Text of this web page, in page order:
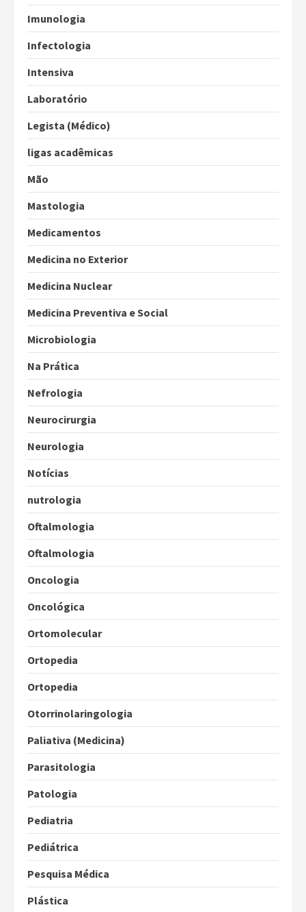
Imunologia
Infectologia
Intensiva
Laboratório
Legista (Médico)
ligas acadêmicas
Mão
Mastologia
Medicamentos
Medicina no Exterior
Medicina Nuclear
Medicina Preventiva e Social
Microbiologia
Na Prática
Nefrologia
Neurocirurgia
Neurologia
Notícias
nutrologia
Oftalmologia
Oftalmologia
Oncologia
Oncológica
Ortomolecular
Ortopedia
Ortopedia
Otorrinolaringologia
Paliativa (Medicina)
Parasitologia
Patologia
Pediatria
Pediátrica
Pesquisa Médica
Plástica